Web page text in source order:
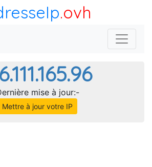
.ovh
mise à jour:-
Mettre à jour votre IP